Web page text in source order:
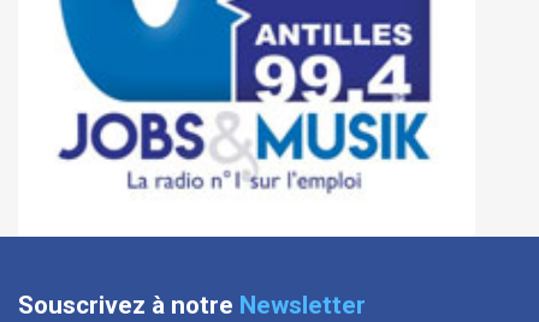
Souscrivez à notre Newsletter